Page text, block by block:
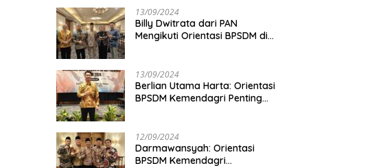
13/09/2024
Billy Dwitrata dari PAN
Mengikuti Orientasi BPSDM di
13/09/2024
Berlian Utama Harta: Orientasi
BPSDM Kemendagri Penting
12/09/2024
Darmawansyah: Orientasi
BPSDM Kemendagri